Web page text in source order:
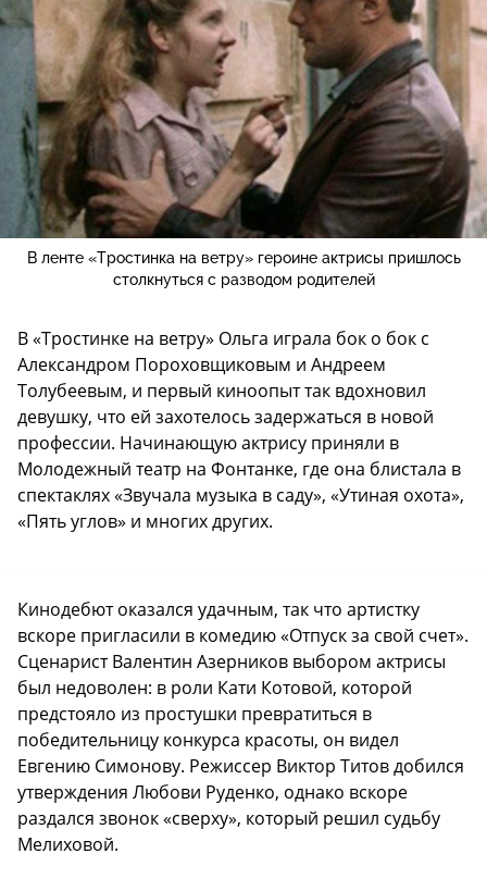
В ленте «Тростинка на ветру» героине актрисы пришлось
столкнуться с разводом родителей
В «Тростинке на ветру» Ольга играла бок о бок с
Александром Пороховщиковым и Андреем
Толубеевым, и первый киноопыт так вдохновил
девушку, что ей захотелось задержаться в новой
профессии. Начинающую актрису приняли в
Молодежный театр на Фонтанке, где она блистала в
спектаклях «Звучала музыка в саду», «Утиная охота»,
«Пять углов» и многих других.
Кинодебют оказался удачным, так что артистку
вскоре пригласили в комедию «Отпуск за свой счет».
Сценарист Валентин Азерников выбором актрисы
был недоволен: в роли Кати Котовой, которой
предстояло из простушки превратиться в
победительницу конкурса красоты, он видел
Евгению Симонову. Режиссер Виктор Титов добился
утверждения Любови Руденко, однако вскоре
раздался звонок «сверху», который решил судьбу
Мелиховой.